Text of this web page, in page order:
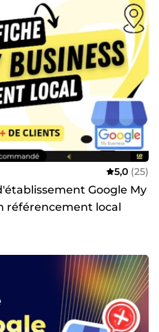
5,0 (25)
Google My
référencement local